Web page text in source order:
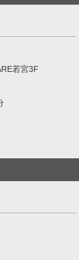
若宮3F